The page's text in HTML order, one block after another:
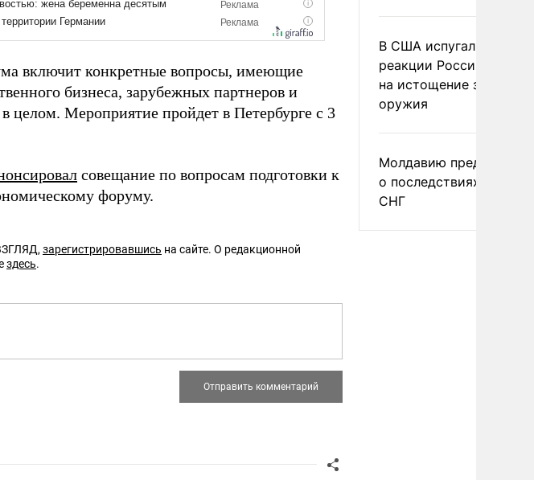
включит конкретные вопросы, имеющие
бизнеса, зарубежных партнеров и
целом. Мероприятие пройдет в Петербурге с 3
совещание по вопросам подготовки к
форуму.
зарегистрировавшись на сайте. О редакционной
здесь.
В США испугались
реакции России и
на истощение запасов
оружия
Молдавию
о последствиях выхода
СНГ